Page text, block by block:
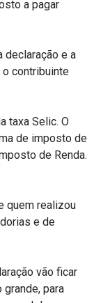
a pagar
declaração e a
contribuinte
taxa Selic. O
de imposto de
de Renda.
quem realizou
e de
vão ficar
para